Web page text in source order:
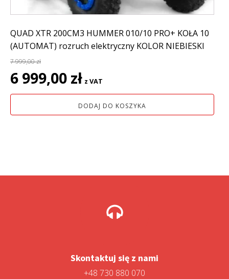
QUAD XTR 200CM3 HUMMER 010/10 PRO+ KOŁA 10
(AUTOMAT) rozruch elektryczny KOLOR NIEBIESKI
7 999,00zł
Pierwotna
cena
wynosiła:
6 999,00 zł cena
wynosi:
6
z VAT
DODAJ DO KOSZYKA
Skontaktuj się z nami
+48 730 880 070